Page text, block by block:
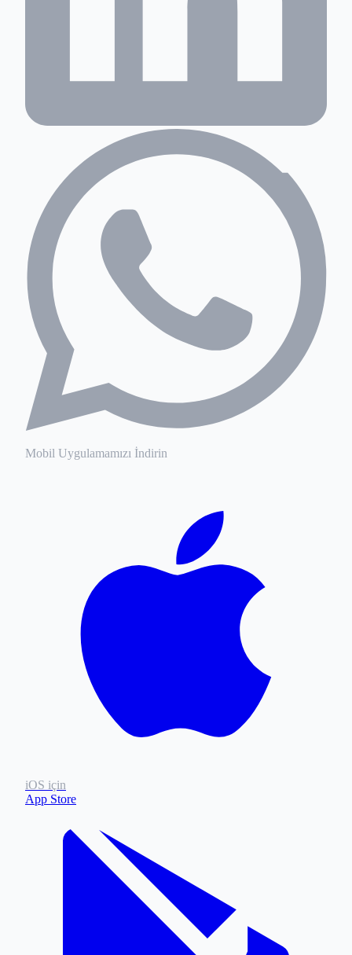
Mobil Uygulamamızı İndirin
iOS için
App Store